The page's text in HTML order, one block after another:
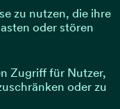
zu nutzen, die ihre
oder stören
Zugriff für Nutzer,
oder zu